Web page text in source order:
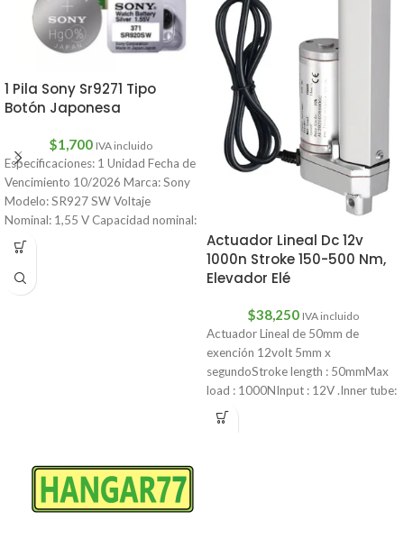
1 Pila Sony Sr9271 Tipo
Botón Japonesa
$1,700 IVA incluido
Especificaciones: 1 Unidad Fecha de
Vencimiento 10/2026 Marca: Sony
Modelo: SR927 SW Voltaje
Nominal: 1,55 V Capacidad nominal:
45mAh Vida
Actuador Lineal Dc 12v
1000n Stroke 150-500 Nm,
Elevador Elé
$38,250 IVA incluido
Actuador Lineal de 50mm de
exención 12volt 5mm x
segundoStroke length : 50mmMax
load : 1000NInput : 12V .Inner tube: